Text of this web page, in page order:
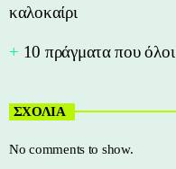
καλοκαίρι
10 πράγματα που όλοι
ΣΧΟΛΙΑ
No comments to show.